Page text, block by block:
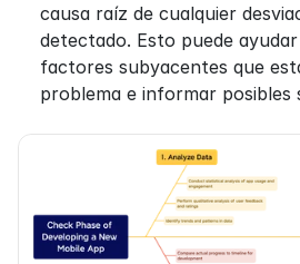
causa raíz de cualquier
detectado. Esto puede
factores subyacentes que
problema e informar posibles